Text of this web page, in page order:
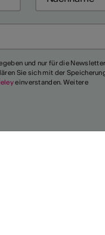
und nur für die
Sie sich mit der
einverstanden. Weitere